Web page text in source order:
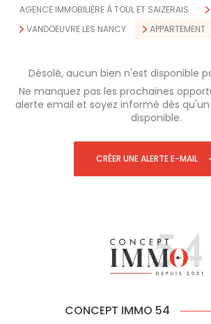
AGENCE IMMOBILIÈRE À TOUL ET SAIZERAIS
VANDOEUVRE LES NANCY
APPARTEMENT
Désolé, aucun bien n'est disponible
Ne manquez pas les prochaines
alerte email et soyez informé dès
disponible.
CRÉER UNE ALERTE E-MAIL
CONCEPT IMMO 54